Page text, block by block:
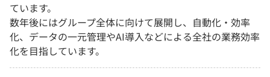
ています。
数年後にはグループ全体に向けて展開し、自動化・効率
化、データの一元管理やAI導入などによる全社の業務効率
化を目指しています。